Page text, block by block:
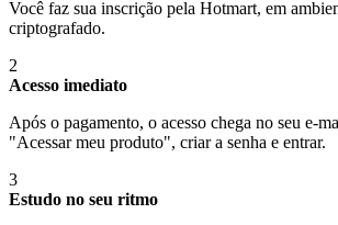
Você faz sua inscrição pela Hotmart, em
criptografado.
2
Acesso imediato
Após o pagamento, o acesso chega no seu e-
"Acessar meu produto", criar a senha e entrar.
3
Estudo no seu ritmo